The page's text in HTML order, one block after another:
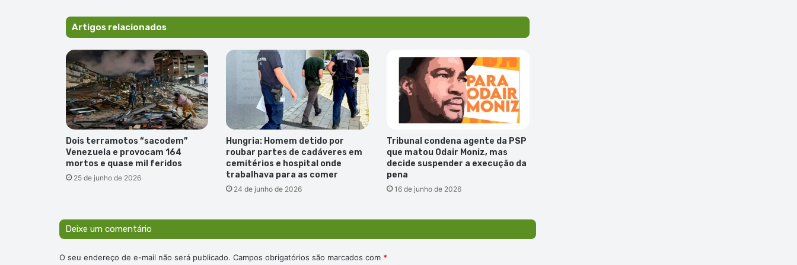
civil
Artigos relacionados
Dois terramotos “sacodem”
Venezuela e provocam 164
mortos e quase mil feridos
25 de junho de 2026
Hungria: Homem detido por
roubar partes de cadáveres em
cemitérios e hospital onde
trabalhava para as comer
24 de junho de 2026
Tribunal condena agente da PSP
que matou Odair Moniz, mas
decide suspender a execução da
pena
16 de junho de 2026
Deixe um comentário
O seu endereço de e-mail não será publicado. Campos obrigatórios são marcados com *